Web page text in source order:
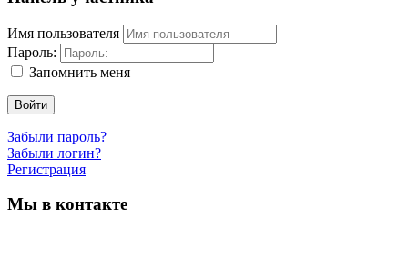
Имя пользователя
Пароль:
Запомнить меня
Войти
Забыли пароль?
Забыли логин?
Регистрация
Мы в контакте